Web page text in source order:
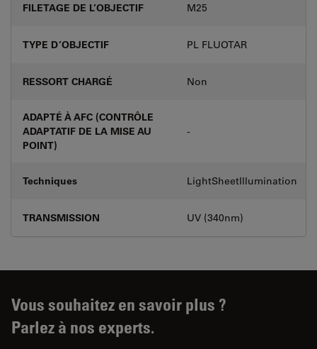
FILETAGE DE L’OBJECTIF M25
TYPE D’OBJECTIF PL FLUOTAR
RESSORT CHARGÉ Non
ADAPTÉ À AFC (CONTRÔLE
ADAPTATIF DE LA MISE AU
POINT)
-
Techniques LightSheetIllumination
TRANSMISSION UV (340nm)
Vous souhaitez en savoir plus ?
Parlez à nos experts.